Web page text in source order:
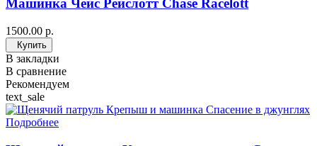
Машинка Чейс Рейслотт Chase Racelott
1500.00 р.
Купить
В закладки
В сравнение
Рекомендуем
text_sale
Подробнее